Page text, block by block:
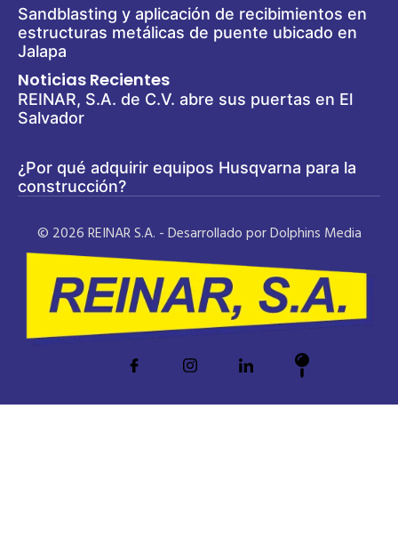
Sandblasting y aplicación de recibimientos en
estructuras metálicas de puente ubicado en
Jalapa
Noticias Recientes
REINAR, S.A. de C.V. abre sus puertas en El
Salvador
¿Por qué adquirir equipos Husqvarna para la
construcción?
© 2026 REINAR S.A. - Desarrollado por Dolphins Media